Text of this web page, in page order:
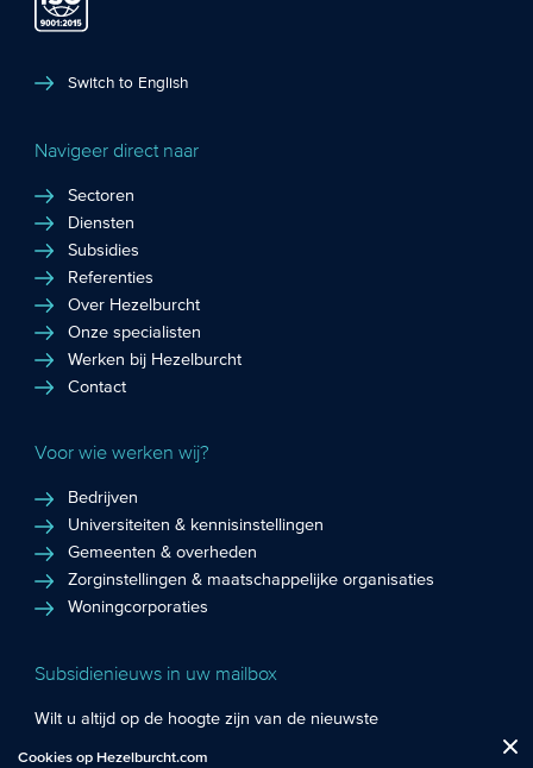
Switch to English
Navigeer direct naar
Sectoren
Diensten
Subsidies
Referenties
Over Hezelburcht
Onze specialisten
Werken bij Hezelburcht
Contact
Voor wie werken wij?
Bedrijven
Universiteiten & kennisinstellingen
Gemeenten & overheden
Zorginstellingen & maatschappelijke organisaties
Woningcorporaties
Subsidienieuws in uw mailbox
Wilt u altijd op de hoogte zijn van de nieuwste
Cookies op Hezelburcht.com